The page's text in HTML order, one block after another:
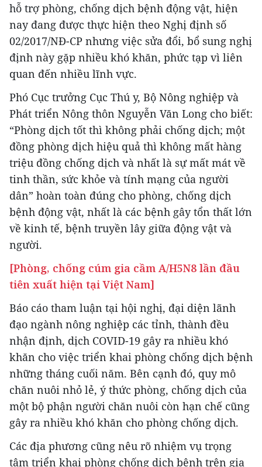
hỗ trợ phòng, chống dịch bệnh động vật, hiện
nay đang được thực hiện theo Nghị định số
02/2017/NĐ-CP nhưng việc sửa đổi, bổ sung nghị
định này gặp nhiều khó khăn, phức tạp vì liên
quan đến nhiều lĩnh vực.
Phó Cục trưởng Cục Thú y, Bộ Nông nghiệp và
Phát triển Nông thôn Nguyễn Văn Long cho biết:
“Phòng dịch tốt thì không phải chống dịch; một
đồng phòng dịch hiệu quả thì không mất hàng
triệu đồng chống dịch và nhất là sự mất mát về
tinh thần, sức khỏe và tính mạng của người
dân” hoàn toàn đúng cho phòng, chống dịch
bệnh động vật, nhất là các bệnh gây tổn thất lớn
về kinh tế, bệnh truyền lây giữa động vật và
người.
[Phòng, chống cúm gia cầm A/H5N8 lần đầu
tiên xuất hiện tại Việt Nam]
Báo cáo tham luận tại hội nghị, đại diện lãnh
đạo ngành nông nghiệp các tỉnh, thành đều
nhận định, dịch COVID-19 gây ra nhiều khó
khăn cho việc triển khai phòng chống dịch bệnh
những tháng cuối năm. Bên cạnh đó, quy mô
chăn nuôi nhỏ lẻ, ý thức phòng, chống dịch của
một bộ phận người chăn nuôi còn hạn chế cũng
gây ra nhiều khó khăn cho phòng chống dịch.
Các địa phương cũng nêu rõ nhiệm vụ trọng
tâm triển khai phòng chống dịch bệnh trên gia